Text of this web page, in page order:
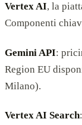
Vertex AI, la
Componenti
Gemini API:
Region EU
Milano).
Vertex AI Search